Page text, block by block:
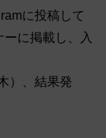
に投稿して
に掲載し、入
）、結果発